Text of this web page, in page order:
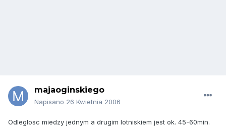
majaoginskiego
Napisano 26 Kwietnia 2006
Odleglosc miedzy jednym a drugim lotniskiem jest ok. 45-60min.